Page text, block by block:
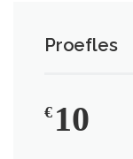
Proefles
€ 10